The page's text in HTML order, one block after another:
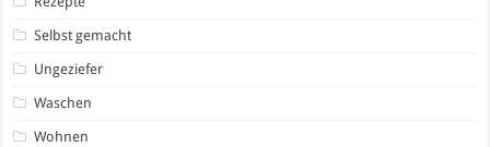
Selbst gemacht
Ungeziefer
Waschen
Wohnen